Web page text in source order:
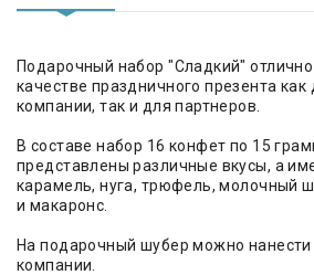
Подарочный набор "Сладкий"
качестве праздничного презента как
компании, так и для партнеров.
В составе набор 16 конфет по 15
представлены различные вкусы, а
карамель, нуга, трюфель, молочный
и макаронс.
На подарочный шубер можно нанести
компании.